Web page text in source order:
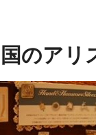
のアリ